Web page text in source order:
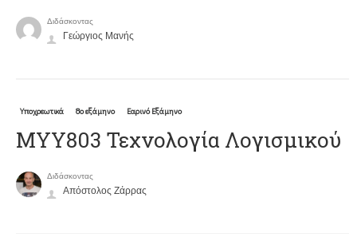
Διδάσκοντας
Γεώργιος Μανής
Υποχρεωτικά 8ο εξάμηνο Εαρινό Εξάμηνο
ΜΥΥ803 Τεχνολογία Λογισμικού
Διδάσκοντας
Απόστολος Ζάρρας